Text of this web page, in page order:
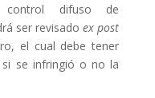
difuso de
ser revisadoex post
el cual debe tener
se infringió o no la